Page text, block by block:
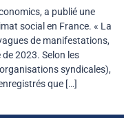
a publié une
social en France. « La
de manifestations,
2023. Selon les
syndicales),
que […]